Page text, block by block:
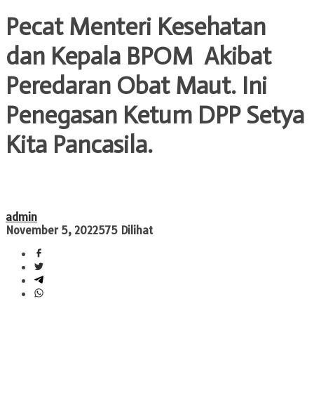
Pecat Menteri Kesehatan
dan Kepala BPOM Akibat
Peredaran Obat Maut. Ini
Penegasan Ketum DPP Setya
Kita Pancasila.
admin
November 5, 2022575 Dilihat